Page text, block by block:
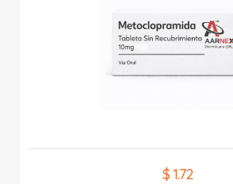
$ 1.72